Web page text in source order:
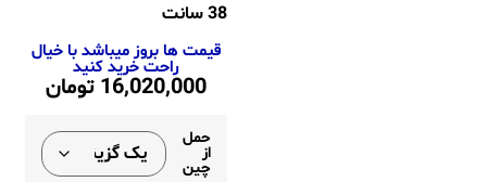
38 سانت
قیمت ها بروز میباشد با خیال
راحت خرید کنید
16,020,000تومان
حمل
از
چین